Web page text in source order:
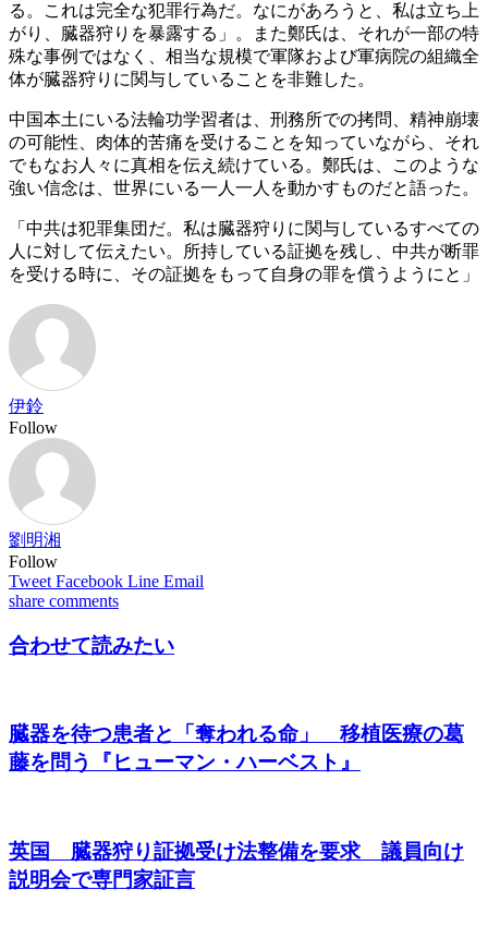
る。これは完全な犯罪行為だ。なにがあろうと、私は立ち上
がり、臓器狩りを暴露する」。また鄭氏は、それが一部の特
殊な事例ではなく、相当な規模で軍隊および軍病院の組織全
体が臓器狩りに関与していることを非難した。
中国本土にいる法輪功学習者は、刑務所での拷問、精神崩壊
の可能性、肉体的苦痛を受けることを知っていながら、それ
でもなお人々に真相を伝え続けている。鄭氏は、このような
強い信念は、世界にいる一人一人を動かすものだと語った。
「中共は犯罪集団だ。私は臓器狩りに関与しているすべての
人に対して伝えたい。所持している証拠を残し、中共が断罪
を受ける時に、その証拠をもって自身の罪を償うようにと」
伊鈴
Follow
劉明湘
Follow
Tweet Facebook Line Email
share comments
合わせて読みたい
臓器を待つ患者と「奪われる命」 移植医療の葛
藤を問う『ヒューマン・ハーベスト』
英国 臓器狩り証拠受け法整備を要求 議員向け
説明会で専門家証言